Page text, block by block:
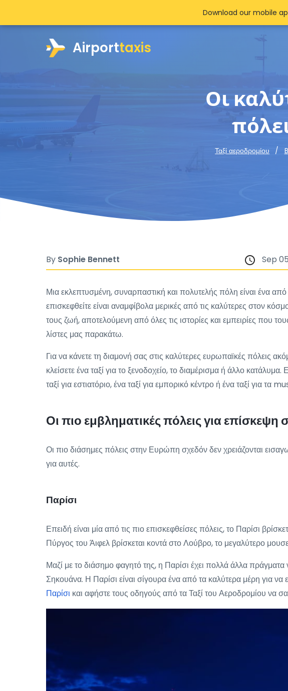
Airporttaxis
Οι
Ταξί αεροδρομίου
Download our mobile
By Sophie Bennett Sep
Μια εκλεπτυσμένη, συναρπαστική και πολυτελής πόλη είναι ένα
επισκεφθείτε είναι αναμφίβολα μερικές από τις καλύτερες στον
τους ζωή, αποτελούμενη από όλες τις ιστορίες και εμπειρίες που
λίστες μας παρακάτω.
Για να κάνετε τη διαμονή σας στις καλύτερες ευρωπαϊκές πόλεις
κλείσετε ένα ταξί για το ξενοδοχείο, το διαμέρισμα ή άλλο
ταξί για εστιατόριο, ένα ταξί για εμπορικό κέντρο ή ένα ταξί για τα
Οι πιο εμβληματικές πόλεις για
Οι πιο διάσημες πόλεις στην Ευρώπη σχεδόν δεν χρειάζονται
για αυτές.
Παρίσι
Επειδή είναι μία από τις πιο επισκεφθείσες πόλεις, το Παρίσι
Πύργος του Άιφελ βρίσκεται κοντά στο Λούβρο, το μεγαλύτερο
Μαζί με το διάσημο φαγητό της, η Παρίσι έχει πολλά άλλα
Σηκουάνα. Η Παρίσι είναι σίγουρα ένα από τα καλύτερα μέρη για
Παρίσι και αφήστε τους οδηγούς από τα Ταξί του Αεροδρομίου να